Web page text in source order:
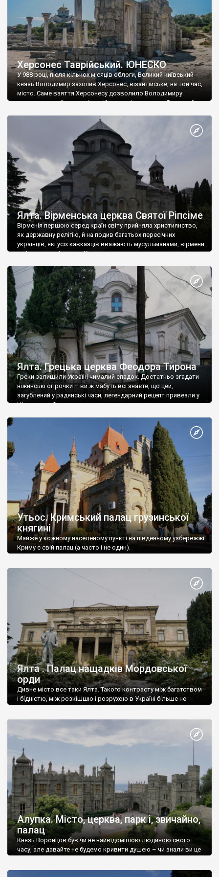
Херсонес Таврійський. ЮНЕСКО
У 988 році, після кількох місяців облоги, Великий київський
князь Володимир захопив Херсонес, візантійське, на той час,
місто. Саме взяття Херсонесу дозволило Володимиру
диктувати свої умови візантійському імператору Василю ІІ, та
Херсонесі Володимир-язичник, став Василем-християнином.
А потім було Хрещення Русі. На честь Херсонесу Таврійського
Ялта. Вірменська церква Святої Ріпсіме
Вірменія першою серед країн світу прийняла християнство,
як державну релігію, й на подив багатьох пересічних
українців, які усіх кавказців вважають мусульманами, вірмени
є відданими вірянами Христа
Ялта. Грецька церква Феодора Тирона
Греки залишили Україні чималий спадок. Достатньо згадати
ніжинські огірочки – ви ж мабуть всі знаєте, що цей,
загублений у радянські часи, легендарний рецепт привезли у
Ніжин греки?
Утьос. Кримський палац грузинської
княгині
Майже у кожному населеному пункті на південному узбережжі
Криму є свій палац (а часто і не один).
Ялта . Палац нащадків Мордовської
орди
Дивне місто все таки Ялта. Такого контрасту між багатством
і бідністю, між розкішшю і розрухою в Україні більше не
Алупка. Місто, церква, парк і, звичайно,
палац
Князь Воронцов був чи не найвідомішою людиною свого
часу, але давайте не будемо кривити душею – чи знали ви це